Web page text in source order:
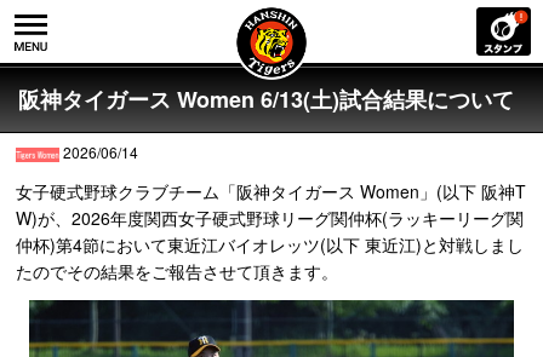
阪神タイガース Women 6/13(土)試合結果について
2026/06/14
女子硬式野球クラブチーム「阪神タイガース Women」(以下 阪神T
W)が、2026年度関西女子硬式野球リーグ関仲杯(ラッキーリーグ関
仲杯)第4節において東近江バイオレッツ(以下 東近江)と対戦しまし
たのでその結果をご報告させて頂きます。